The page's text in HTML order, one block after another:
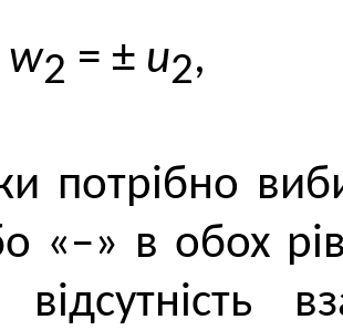
w2 = ± u2,
потрібно
«–» в обох
відсутність